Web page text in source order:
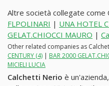
Altre società collegate come
FLPOLINARI | UNA HOTEL
GELAT.CHIOCCI MAURO |
Other related companies as
CENTURY (4) | BAR 2000
MICIELI LUCIA
Calchetti Nerio è